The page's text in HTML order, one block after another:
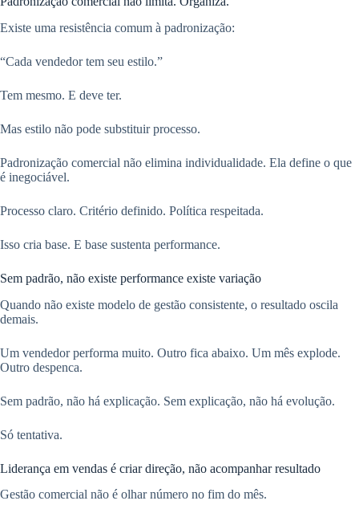
Existe uma resistência comum à padronização:
“Cada vendedor tem seu estilo.”
Tem mesmo. E deve ter.
Mas estilo não pode substituir processo.
Padronização comercial não elimina individualidade. Ela define o que
é inegociável.
Processo claro. Critério definido. Política respeitada.
Isso cria base. E base sustenta performance.
Sem padrão, não existe performance existe variação
Quando não existe modelo de gestão consistente, o resultado oscila
demais.
Um vendedor performa muito. Outro fica abaixo. Um mês explode.
Outro despenca.
Sem padrão, não há explicação. Sem explicação, não há evolução.
Só tentativa.
Liderança em vendas é criar direção, não acompanhar resultado
Gestão comercial não é olhar número no fim do mês.